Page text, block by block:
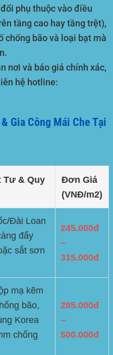
phụ thuộc vào điều
tầng cao hay tầng trệt),
chống bão và loại bạt mà
nơi và báo giá chính xác,
hệ hotline:
Gia Công Mái Che Tại
Tư & Quy
Đơn Giá
(VNĐ/m2)
Đài Loan
đẩy
sắt sơn
245.000đ
–
315.000đ
mạ kẽm
bão,
Korea
chống
285.000đ
–
500.000đ